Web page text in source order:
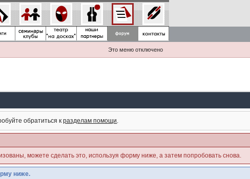
Это меню отключено
обратиться кразделам помощи.
можете сделать это, используя форму ниже, а затем попробовать снова.
ниже.